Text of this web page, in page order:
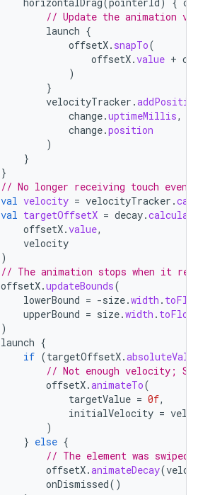
// Update the animation
launch {
offsetX. snapTo(
offsetX.value +
)
}
velocityTracker .
change.uptimeMillis,
change.position
)
}
}
// No longer receiving touch
val velocity = velocityTracker .
val targetOffsetX = decay.
offsetX.value,
velocity
)
// The animation stops when it
offsetX.updateBounds(
lowerBound = -size.width .
upperBound = size.width .
)
launch {
if (targetOffsetX.
// Not enough velocity;
offsetX.animateTo(
targetValue = 0f,
initialVelocity =
)
} else {
// The element was swiped
offsetX.animateDecay(
onDismissed()